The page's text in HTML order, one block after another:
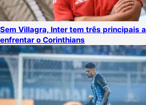
Sem Villagra, Inter tem três principais
enfrentar o Corinthians